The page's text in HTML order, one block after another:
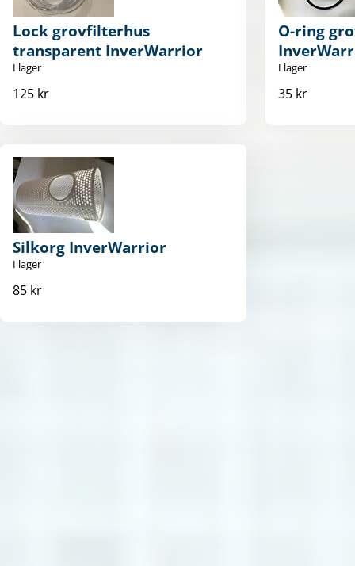
Lock grovfilterhus
transparent InverWarrior
I lager
125 kr
O-ring
I lager
35 kr
Silkorg InverWarrior
I lager
85 kr